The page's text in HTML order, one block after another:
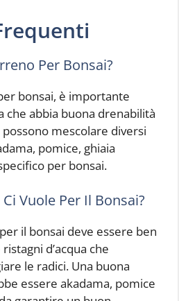
Per Bonsai?
bonsai, è importante
che abbia buona drenabilità
mescolare diversi
pomice, ghiaia
per bonsai.
Vuole Per Il Bonsai?
il bonsai deve essere ben
d’acqua che
le radici. Una buona
essere akadama, pomice